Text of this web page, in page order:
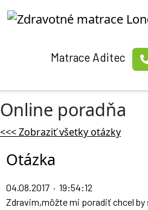
Matrace Aditec
Online poradňa
<<< Zobraziť všetky otázky
Otázka
04.08.2017 · 19:54:12
Zdravim,môžte mi poradiť chcel